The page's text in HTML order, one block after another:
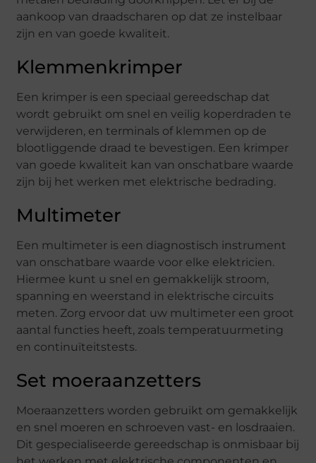
aankoop van draadscharen op dat ze instelbaar
zijn en van goede kwaliteit.
Klemmenkrimper
Een krimper is een speciaal gereedschap dat
wordt gebruikt om snel en veilig koperdraden te
verwijderen, en terminals of klemmen op de
blootliggende draad te bevestigen. Een krimper
van goede kwaliteit kan van onschatbare waarde
zijn bij het werken met elektrische bedrading.
Multimeter
Een multimeter is een diagnostisch instrument
van onschatbare waarde voor elke elektricien.
Hiermee kunt u snel en gemakkelijk stroom,
spanning en weerstand in elektrische circuits
meten. Zorg ervoor dat uw multimeter een groot
aantal functies heeft, zoals temperatuurmeting
en continuïteitstests.
Set moeraanzetters
Moeraanzetters worden gebruikt om gemakkelijk
en snel moeren en schroeven vast- en losdraaien.
Dit gespecialiseerde gereedschap is onmisbaar bij